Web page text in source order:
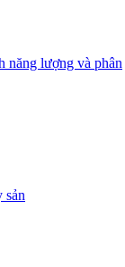
năng lượng và phân
sản